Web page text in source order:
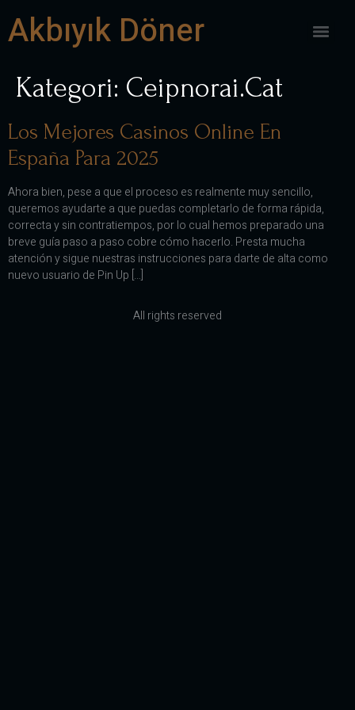
Akbıyık Döner
Kategori: Ceipnorai.cat
Los Mejores Casinos Online En
España Para 2025
Ahora bien, pese a que el proceso es realmente muy sencillo,
queremos ayudarte a que puedas completarlo de forma rápida,
correcta y sin contratiempos, por lo cual hemos preparado una
breve guía paso a paso cobre cómo hacerlo. Presta mucha
atención y sigue nuestras instrucciones para darte de alta como
nuevo usuario de Pin Up […]
All rights reserved